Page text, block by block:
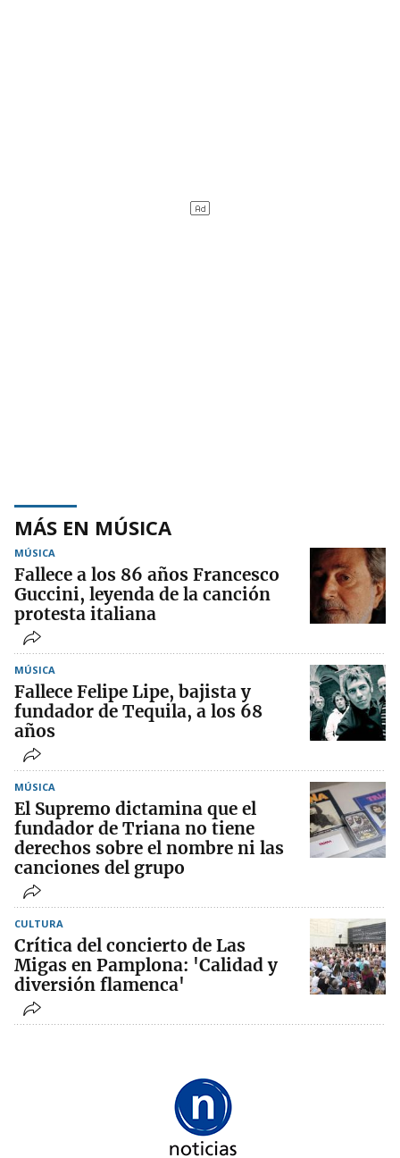
MÁS EN MÚSICA
MÚSICA
Fallece a los 86 años Francesco
Guccini, leyenda de la canción
protesta italiana
MÚSICA
Fallece Felipe Lipe, bajista y
fundador de Tequila, a los 68
años
MÚSICA
El Supremo dictamina que el
fundador de Triana no tiene
derechos sobre el nombre ni las
canciones del grupo
CULTURA
Crítica del concierto de Las
Migas en Pamplona: 'Calidad y
diversión flamenca'